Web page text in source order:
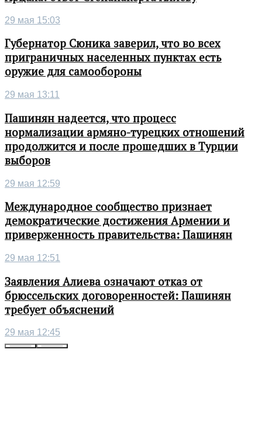
29 мая 15:03
Губернатор Сюника заверил, что во всех
приграничных населенных пунктах есть
оружие для самообороны
29 мая 13:11
Пашинян надеется, что процесс
нормализации армяно-турецких отношений
продолжится и после прошедших в Турции
выборов
29 мая 12:59
Международное сообщество признает
демократические достижения Армении и
приверженность правительства: Пашинян
29 мая 12:51
Заявления Алиева означают отказ от
брюссельских договоренностей: Пашинян
требует объяснений
29 мая 12:45